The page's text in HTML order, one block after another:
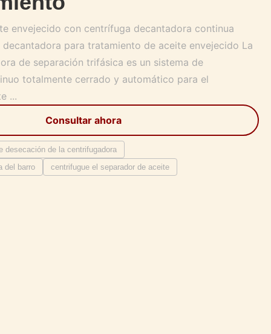
envejecido con centrífuga decantadora continua
para tratamiento de aceite envejecido La
de separación trifásica es un sistema de
totalmente cerrado y automático para el
...
Consultar ahora
desecación de la centrifugadora
del barro
centrifugue el separador de aceite